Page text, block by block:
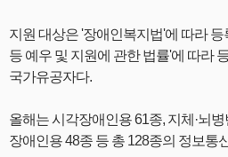
지원 대상은 '장애인복지법'에 따라
등 예우 및 지원에 관한 법률'에 따라
국가유공자다.
올해는 시각장애인용 61종, 지체·뇌
장애인용 48종 등 총 128종의 정보통